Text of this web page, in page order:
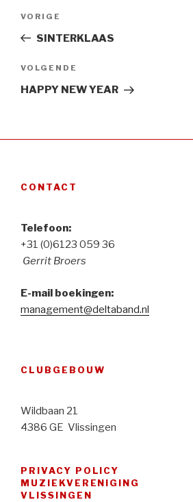
Vorig
bericht
VORIGE
SINTERKLAAS
Volgend
Bericht
VOLGENDE
HAPPY NEW YEAR
CONTACT
Telefoon:
+31 (0)6123 059 36
Gerrit Broers
E-mail boekingen:
management@deltaband.nl
CLUBGEBOUW
Wildbaan 21
4386 GE Vlissingen
PRIVACY POLICY
MUZIEKVERENIGING
VLISSINGEN